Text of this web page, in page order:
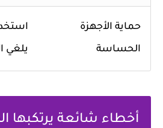
حماية الأجهزة
الحساسة يلغي
أخطاء شائعة يرتكبها